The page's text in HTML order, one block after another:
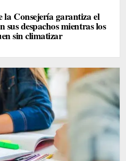
Consejería garantiza el
sus despachos mientras los
sin climatizar